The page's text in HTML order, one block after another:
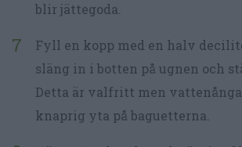
blir jättegoda.
Fyll en kopp med en halv
släng in i botten på ugnen och
Detta är valfritt men
knaprig yta på baguetterna.